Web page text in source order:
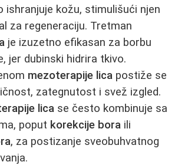
ishranjuje kožu, stimulišući njen
za regeneraciju. Tretman
je izuzetno efikasan za borbu
jer dubinski hidrira tkivo.
mezoterapije lica postiže se
zategnutost i svež izgled.
lica se često kombinuje sa
poput korekcije bora ili
, za postizanje sveobuhvatnog